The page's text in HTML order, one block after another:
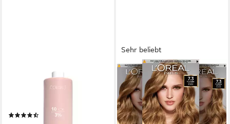
Entwickler Für Haarfärbung
Sehr beliebt
L'ORÉAL PARIS
Coloration PRÉFÉRENCE
HAARFARBE, Packung, 3-tlg.,
dauerhafte Haarcoloration mit
100% Grauabdeckung